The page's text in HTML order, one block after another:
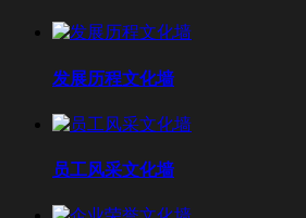
发展历程文化墙
员工风采文化墙